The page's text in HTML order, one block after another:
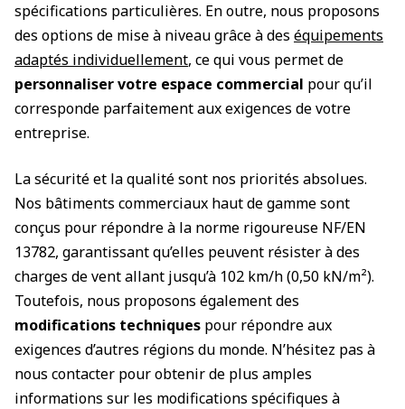
spécifications particulières. En outre, nous proposons
des options de mise à niveau grâce à des équipements
adaptés individuellement, ce qui vous permet de
personnaliser votre espace commercial pour qu’il
corresponde parfaitement aux exigences de votre
entreprise.
La sécurité et la qualité sont nos priorités absolues.
Nos bâtiments commerciaux haut de gamme sont
conçus pour répondre à la norme rigoureuse NF/EN
13782, garantissant qu’elles peuvent résister à des
charges de vent allant jusqu’à 102 km/h (0,50 kN/m²).
Toutefois, nous proposons également des
modifications techniques pour répondre aux
exigences d’autres régions du monde. N’hésitez pas à
nous contacter pour obtenir de plus amples
informations sur les modifications spécifiques à